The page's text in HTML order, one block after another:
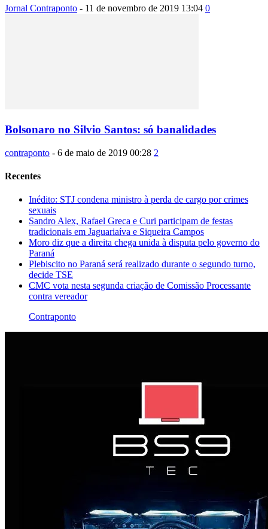
Jornal Contraponto - 11 de novembro de 2019 13:04 0
Bolsonaro no Silvio Santos: só banalidades
contraponto - 6 de maio de 2019 00:28 2
Recentes
Inédito: STJ condena ministro à perda de cargo por crimes
sexuais
Sandro Alex, Rafael Greca e Curi participam de festas
tradicionais em Jaguariaíva e Siqueira Campos
Moro diz que a direita chega unida à disputa pelo governo do
Paraná
Plebiscito no Paraná será realizado durante o segundo turno,
decide TSE
CMC vota nesta segunda criação de Comissão Processante
contra vereador
Contraponto